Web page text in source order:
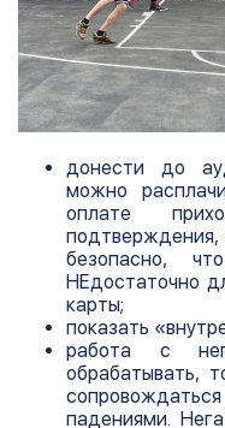
донести до
можно
оплате
подтверждения,
безопасно,
НЕдостаточно
карты;
показать
работа с
обрабатывать,
падениями.